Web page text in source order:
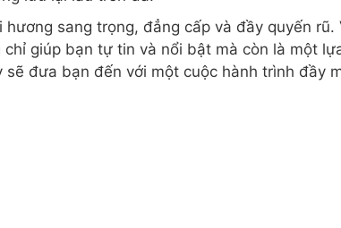
sang trọng, đẳng cấp và đầy quyến
giúp bạn tự tin và nổi bật mà còn là một
đưa bạn đến với một cuộc hành trình đầy